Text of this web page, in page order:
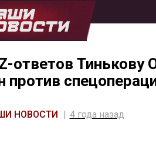
ответов Тинькову
против
НОВОСТИ 4 года назад